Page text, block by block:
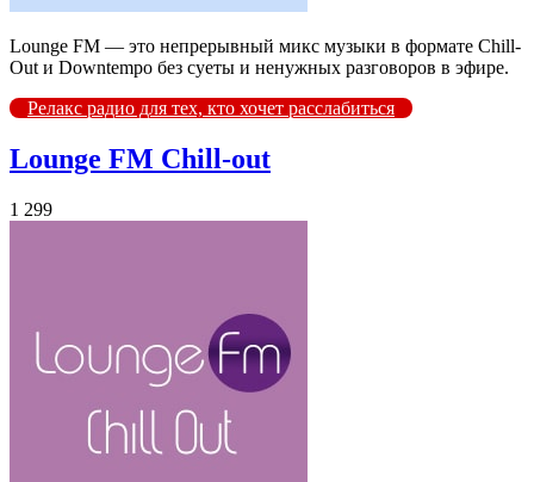
Lounge FM — это непрерывный микс музыки в формате Chill-
Out и Downtempo без суеты и ненужных разговоров в эфире.
Релакс радио для тех, кто хочет расслабиться
Lounge FM Chill-out
1 299